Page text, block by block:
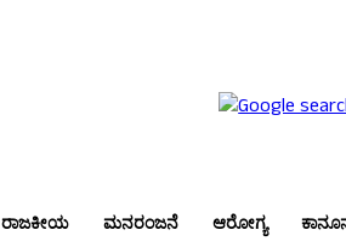
ರಾಜಕೀಯ ಮನರಂಜನೆ ಆರೋಗ್ಯ